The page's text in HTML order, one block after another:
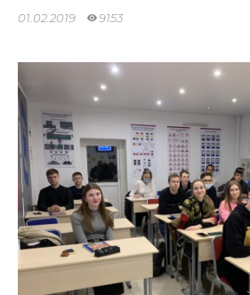
01.02.2019 9153